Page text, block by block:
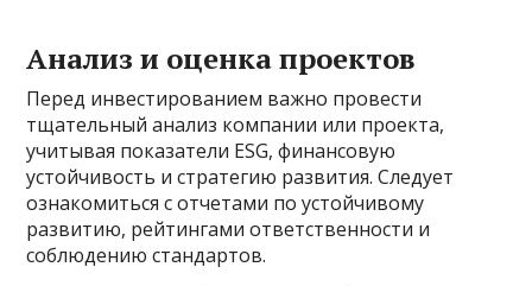
Анализ и оценка проектов
Перед инвестированием важно провести
тщательный анализ компании или проекта,
учитывая показатели ESG, финансовую
устойчивость и стратегию развития. Следует
ознакомиться с отчетами по устойчивому
развитию, рейтингами ответственности и
соблюдению стандартов.